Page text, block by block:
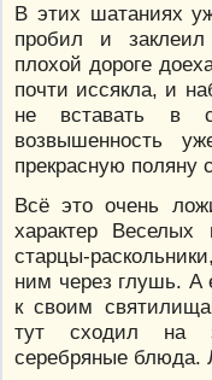
В этих шатаниях
пробил и
плохой дороге
почти иссякла, и
не вставать в
возвышенность
прекрасную поляну
Всё это очень
характер Веселых
старцы-
ним через глушь. А
к своим
тут сходил на
серебряные блюда.